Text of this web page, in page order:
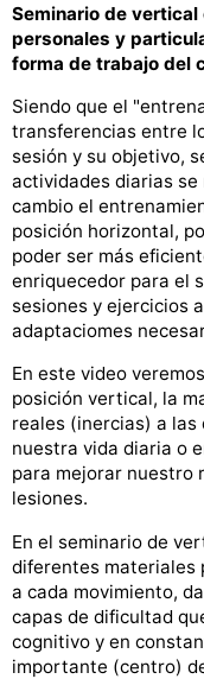
Seminario de
personales y
forma de trabajo del
Siendo que el
transferencias entre
sesión y su objetivo,
actividades diarias
cambio el
posición horizontal,
poder ser más
enriquecedor para el
sesiones y ejercicios
adaptaciomes
En este video
posición vertical, la
reales (inercias) a las
nuestra vida diaria o
para mejorar nuestro
lesiones.
En el seminario de
diferentes materiales
a cada movimiento,
capas de dificultad
cognitivo y en
importante (centro)